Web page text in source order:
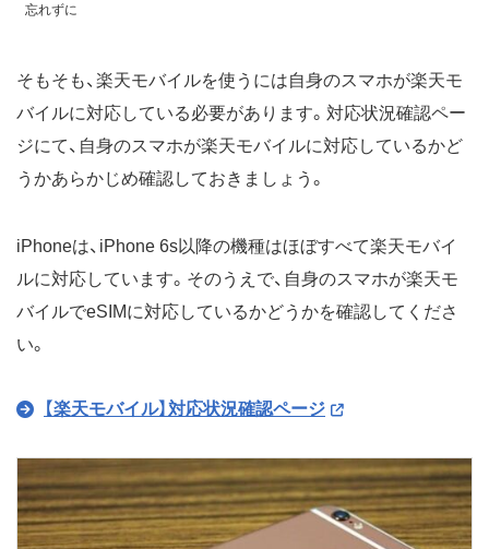
忘れずに
そもそも、楽天モバイルを使うには自身のスマホが楽天モ
バイルに対応している必要があります。対応状況確認ペー
ジにて、自身のスマホが楽天モバイルに対応しているかど
うかあらかじめ確認しておきましょう。
iPhoneは、iPhone 6s以降の機種はほぼすべて楽天モバイ
ルに対応しています。そのうえで、自身のスマホが楽天モ
バイルでeSIMに対応しているかどうかを確認してくださ
い。
【楽天モバイル】対応状況確認ページ